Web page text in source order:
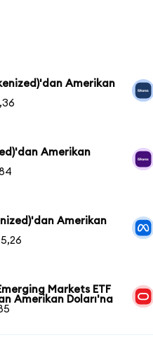
Amerikan
Amerikan
Amerikan
Markets ETF
Amerikan Doları'na